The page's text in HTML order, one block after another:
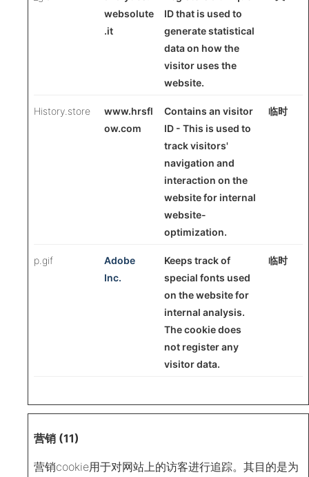
websolute
.it
ID that is used to
generate statistical
data on how the
visitor uses the
website.
History.store
www.hrsfl
ow.com
Contains an visitor
ID - This is used to
track visitors'
navigation and
interaction on the
website for internal
website-
optimization.
临时
p.gif
Adobe
Inc.
Keeps track of
special fonts used
on the website for
internal analysis.
The cookie does
not register any
visitor data.
临时
营销 (11)
营销cookie用于对网站上的访客进行追踪。其目的是为